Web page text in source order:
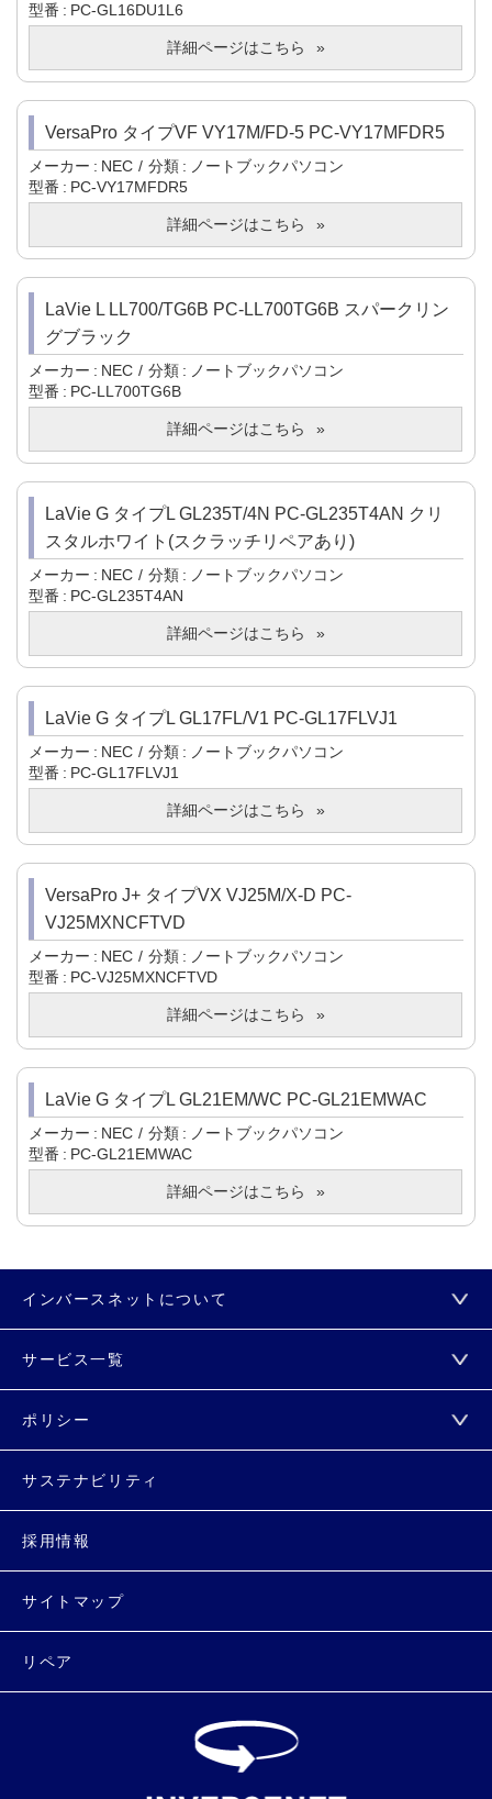
型番
PC-GL16DU1L6
詳細ページはこちら
VersaPro タイプVF VY17M/FD-5 PC-VY17MFDR5
メーカー NEC 分類
ノートブックパソコン
型番
PC-VY17MFDR5
詳細ページはこちら
LaVie L LL700/TG6B PC-LL700TG6B スパークリン
グブラック
メーカー NEC 分類
ノートブックパソコン
型番
PC-LL700TG6B
詳細ページはこちら
LaVie G タイプL GL235T/4N PC-GL235T4AN クリ
スタルホワイト(スクラッチリペアあり)
メーカー NEC 分類
ノートブックパソコン
型番
PC-GL235T4AN
詳細ページはこちら
LaVie G タイプL GL17FL/V1 PC-GL17FLVJ1
メーカー NEC 分類
ノートブックパソコン
型番
PC-GL17FLVJ1
詳細ページはこちら
VersaPro J+ タイプVX VJ25M/X-D PC-
VJ25MXNCFTVD
メーカー NEC 分類
ノートブックパソコン
型番
PC-VJ25MXNCFTVD
詳細ページはこちら
LaVie G タイプL GL21EM/WC PC-GL21EMWAC
メーカー NEC 分類
ノートブックパソコン
型番
PC-GL21EMWAC
詳細ページはこちら
インバースネットについて
サービス一覧
ポリシー
サステナビリティ
採用情報
サイトマップ
リペア